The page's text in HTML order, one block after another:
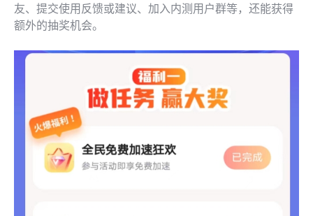
友、提交使用反馈或建议、加入内测用户群等，还能获得
额外的抽奖机会。